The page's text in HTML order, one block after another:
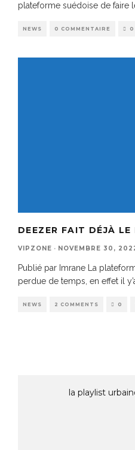
plateforme suédoise de faire
NEWS 0 COMMENTAIRE 0
DEEZER FAIT DÉJÀ LE
VIPZONE · NOVEMBRE 30,
Publié par Imrane La
perdue de temps, en effet il
NEWS 2 COMMENTS 0
la playlist